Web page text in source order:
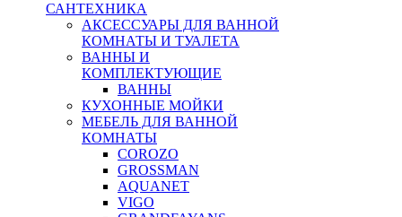
САНТЕХНИКА
АКСЕССУАРЫ ДЛЯ ВАННОЙ
КОМНАТЫ И ТУАЛЕТА
ВАННЫ И
КОМПЛЕКТУЮЩИЕ
ВАННЫ
КУХОННЫЕ МОЙКИ
МЕБЕЛЬ ДЛЯ ВАННОЙ
КОМНАТЫ
COROZO
GROSSMAN
AQUANET
VIGO